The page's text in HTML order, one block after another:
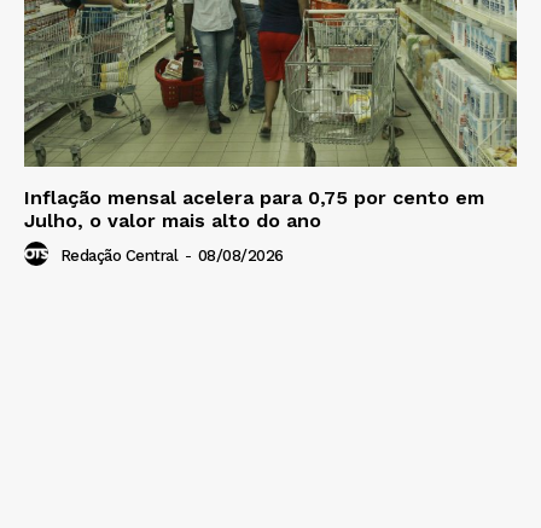
Inflação mensal acelera para 0,75 por cento em
Julho, o valor mais alto do ano
Redação Central - 08/08/2026